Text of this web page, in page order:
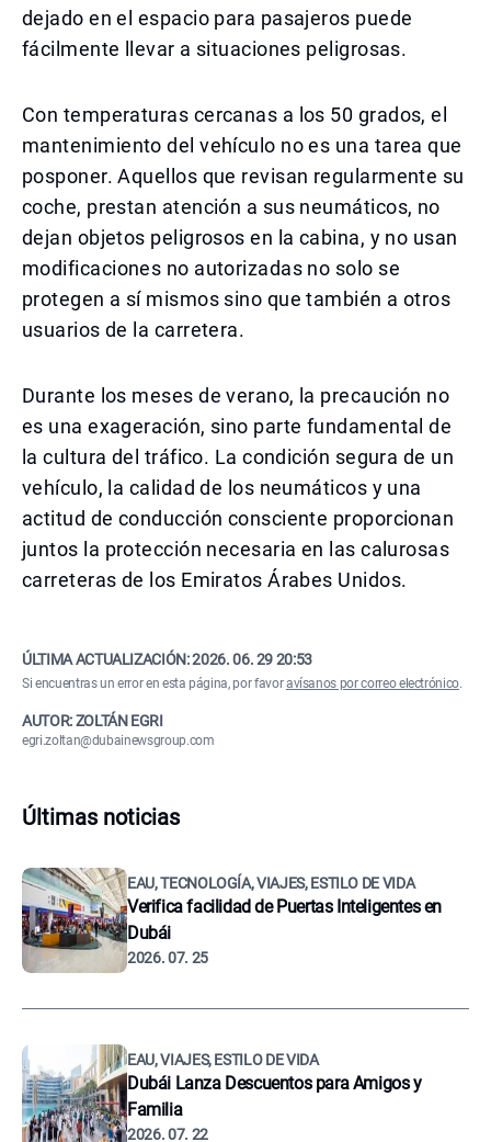
dejado en el espacio para pasajeros puede
fácilmente llevar a situaciones peligrosas.
Con temperaturas cercanas a los 50 grados, el
mantenimiento del vehículo no es una tarea que
posponer. Aquellos que revisan regularmente su
coche, prestan atención a sus neumáticos, no
dejan objetos peligrosos en la cabina, y no usan
modificaciones no autorizadas no solo se
protegen a sí mismos sino que también a otros
usuarios de la carretera.
Durante los meses de verano, la precaución no
es una exageración, sino parte fundamental de
la cultura del tráfico. La condición segura de un
vehículo, la calidad de los neumáticos y una
actitud de conducción consciente proporcionan
juntos la protección necesaria en las calurosas
carreteras de los Emiratos Árabes Unidos.
ÚLTIMA ACTUALIZACIÓN:2026. 06. 29 20:53
Si encuentras un error en esta página, por favoravísanos por correo electrónico.
AUTOR: ZOLTÁN EGRI
egri.zoltan@dubainewsgroup.com
Últimas noticias
EAU, TECNOLOGÍA, VIAJES, ESTILO DE VIDA
Verifica facilidad de Puertas Inteligentes en
Dubái
2026. 07. 25
EAU, VIAJES, ESTILO DE VIDA
Dubái Lanza Descuentos para Amigos y
Familia
2026. 07. 22